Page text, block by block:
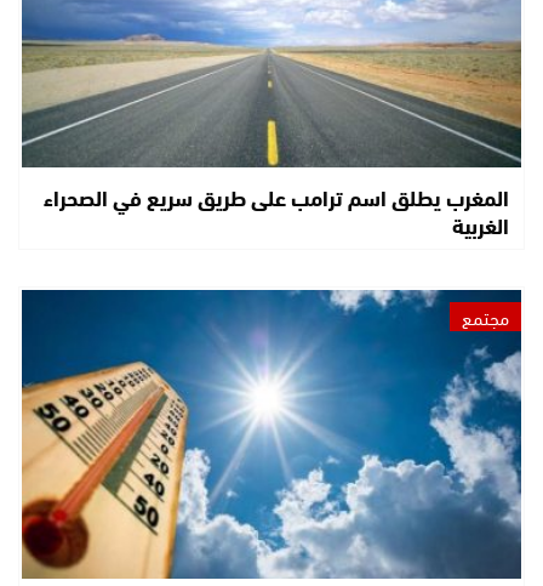
المغرب يطلق اسم ترامب على طريق سريع في الصحراء
الغربية
مجتمع